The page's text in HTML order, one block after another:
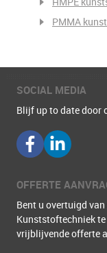
PMMA
SOCIAL MEDIA
Blijf up to date door
OFFERTE
Bent u overtuigd
Kunststoftechniek
vrijblijvende offerte